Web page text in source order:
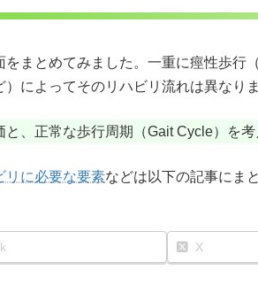
をまとめてみました。一重に痙性歩行
）によってそのリハビリ流れは異なりま
と、正常な歩行周期（Gait Cycle）を
リに必要な要素などは以下の記事にま
X